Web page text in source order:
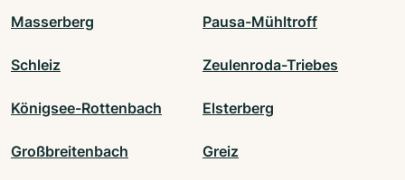
Masserberg Pausa-Mühltroff
Schleiz Zeulenroda-Triebes
Königsee-Rottenbach Elsterberg
Großbreitenbach Greiz